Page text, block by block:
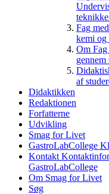
Fag
kemi og
Om Fag
af
Didaktikken
Redaktionen
Forfatterne
Udvikling
Smag for Livet
GastroLabCollege
Kontakt
GastroLabCollege
Om Smag for Livet
Søg